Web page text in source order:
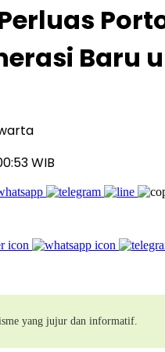
Baru
WIB
yang jujur dan informatif.